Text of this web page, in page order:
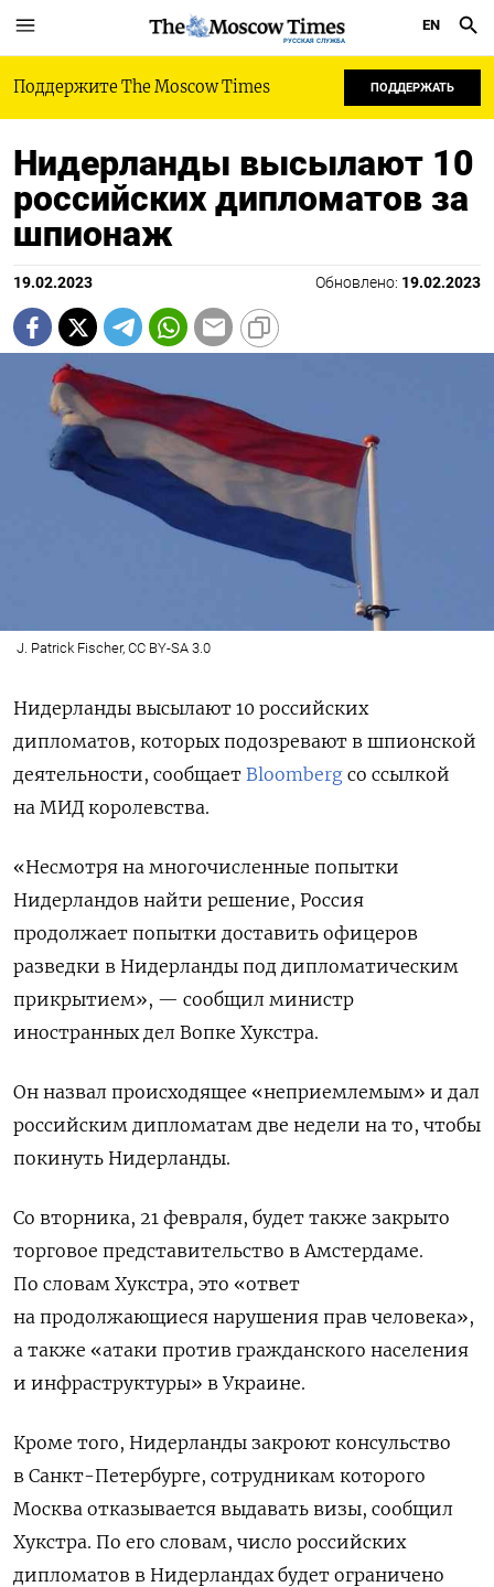
РУССКАЯ СЛУЖБА
EN
Поддержите The Moscow Times ПОДДЕРЖАТЬ
Нидерланды высылают 10
российских дипломатов за
шпионаж
19.02.2023 Обновлено: 19.02.2023
J. Patrick Fischer, CC BY-SA 3.0
Нидерланды высылают 10 российских
дипломатов, которых подозревают в шпионской
деятельности, сообщает Bloomberg со ссылкой
на МИД королевства.
«Несмотря на многочисленные попытки
Нидерландов найти решение, Россия
продолжает попытки доставить офицеров
разведки в Нидерланды под дипломатическим
прикрытием», — сообщил министр
иностранных дел Вопке Хукстра.
Он назвал происходящее «неприемлемым» и дал
российским дипломатам две недели на то, чтобы
покинуть Нидерланды.
Со вторника, 21 февраля, будет также закрыто
торговое представительство в Амстердаме.
По словам Хукстра, это «ответ
на продолжающиеся нарушения прав человека»,
а также «атаки против гражданского населения
и инфраструктуры» в Украине.
Кроме того, Нидерланды закроют консульство
в Санкт-Петербурге, сотрудникам которого
Москва отказывается выдавать визы, сообщил
Хукстра. По его словам, число российских
дипломатов в Нидерландах будет ограничено